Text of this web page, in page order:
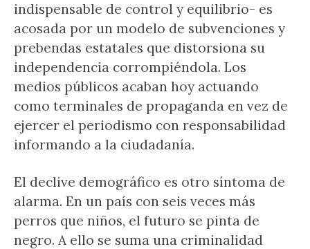
indispensable de control y equilibrio- es
acosada por un modelo de subvenciones y
prebendas estatales que distorsiona su
independencia corrompiéndola. Los
medios públicos acaban hoy actuando
como terminales de propaganda en vez de
ejercer el periodismo con responsabilidad
informando a la ciudadanía.
El declive demográfico es otro síntoma de
alarma. En un país con seis veces más
perros que niños, el futuro se pinta de
negro. A ello se suma una criminalidad